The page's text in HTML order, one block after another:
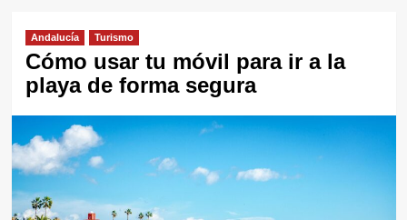
Andalucía Turismo
Cómo usar tu móvil para ir a la
playa de forma segura